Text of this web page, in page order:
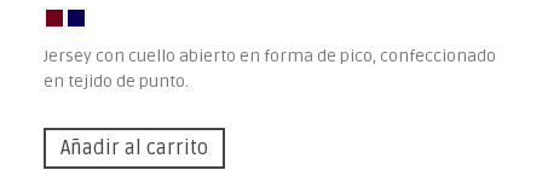
Jersey con cuello abierto en forma de pico, confeccionado
en tejido de punto.
Añadir al carrito